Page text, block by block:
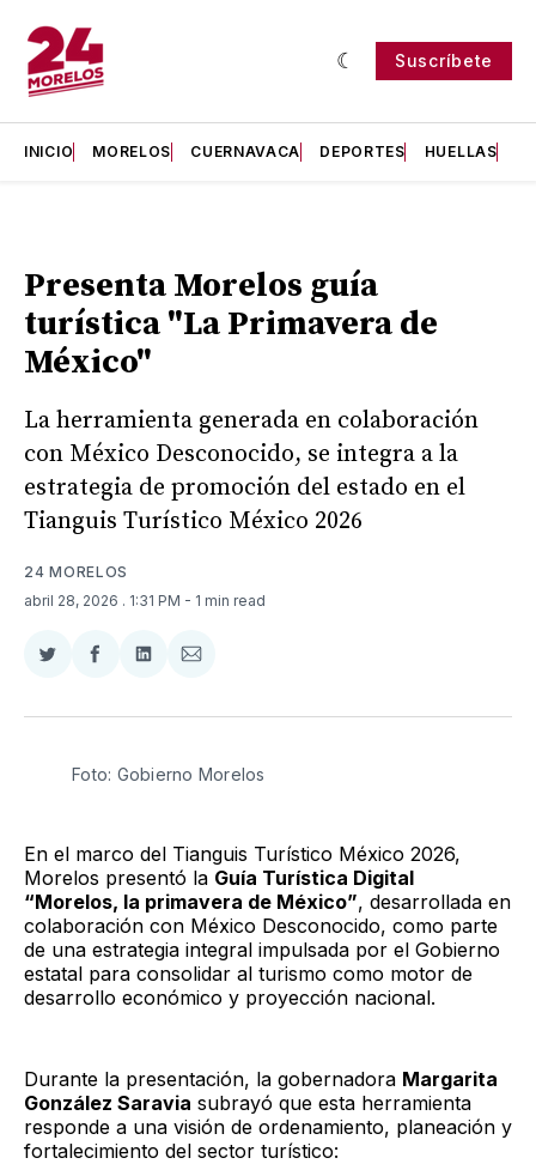
Suscríbete
INICIO MORELOS CUERNAVACA DEPORTES HUELLAS
Presenta Morelos guía
turística "La Primavera de
México"
La herramienta generada en colaboración
con México Desconocido, se integra a la
estrategia de promoción del estado en el
Tianguis Turístico México 2026
24 MORELOS
abril 28, 2026 . 1:31 PM - 1 min read
Compartir
Twitter
Compartir
Facebook
Compartir
LinkedIn
Compartir
Email
Foto: Gobierno Morelos
En el marco del Tianguis Turístico México 2026,
Morelos presentó la Guía Turística Digital
“Morelos, la primavera de México”, desarrollada en
colaboración con México Desconocido, como parte
de una estrategia integral impulsada por el Gobierno
estatal para consolidar al turismo como motor de
desarrollo económico y proyección nacional.
Durante la presentación, la gobernadora Margarita
González Saravia subrayó que esta herramienta
responde a una visión de ordenamiento, planeación y
fortalecimiento del sector turístico: